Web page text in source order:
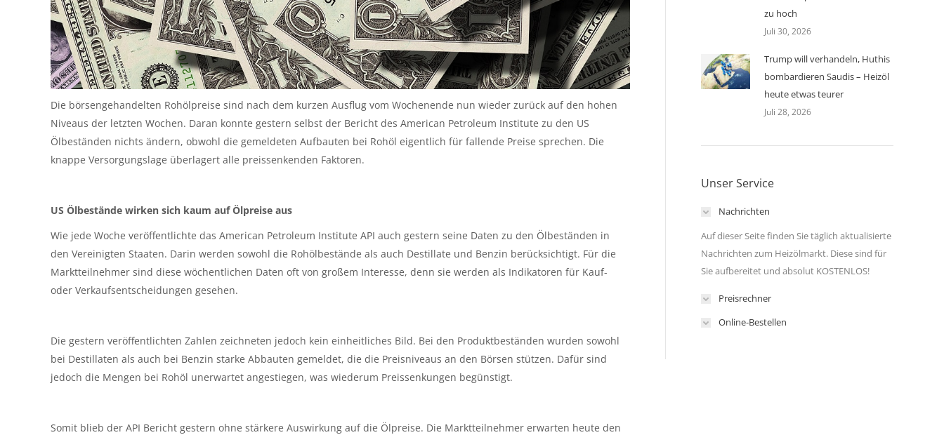
Die börsengehandelten Rohölpreise sind nach dem kurzen Ausflug vom Wochenende nun wieder zurück auf den hohen
Niveaus der letzten Wochen. Daran konnte gestern selbst der Bericht des American Petroleum Institute zu den US
Ölbeständen nichts ändern, obwohl die gemeldeten Aufbauten bei Rohöl eigentlich für fallende Preise sprechen. Die
knappe Versorgungslage überlagert alle preissenkenden Faktoren.
US Ölbestände wirken sich kaum auf Ölpreise aus
Wie jede Woche veröffentlichte das American Petroleum Institute API auch gestern seine Daten zu den Ölbeständen in
den Vereinigten Staaten. Darin werden sowohl die Rohölbestände als auch Destillate und Benzin berücksichtigt. Für die
Marktteilnehmer sind diese wöchentlichen Daten oft von großem Interesse, denn sie werden als Indikatoren für Kauf-
oder Verkaufsentscheidungen gesehen.
Die gestern veröffentlichten Zahlen zeichneten jedoch kein einheitliches Bild. Bei den Produktbeständen wurden sowohl
bei Destillaten als auch bei Benzin starke Abbauten gemeldet, die die Preisniveaus an den Börsen stützen. Dafür sind
jedoch die Mengen bei Rohöl unerwartet angestiegen, was wiederum Preissenkungen begünstigt.
Somit blieb der API Bericht gestern ohne stärkere Auswirkung auf die Ölpreise. Die Marktteilnehmer erwarten heute den
zu hoch
Juli 30, 2026
Trump will verhandeln, Huthis
bombardieren Saudis – Heizöl
heute etwas teurer
Juli 28, 2026
Unser Service
Nachrichten
Auf dieser Seite finden Sie täglich aktualisierte
Nachrichten zum Heizölmarkt. Diese sind für
Sie aufbereitet und absolut KOSTENLOS!
Preisrechner
Online-Bestellen